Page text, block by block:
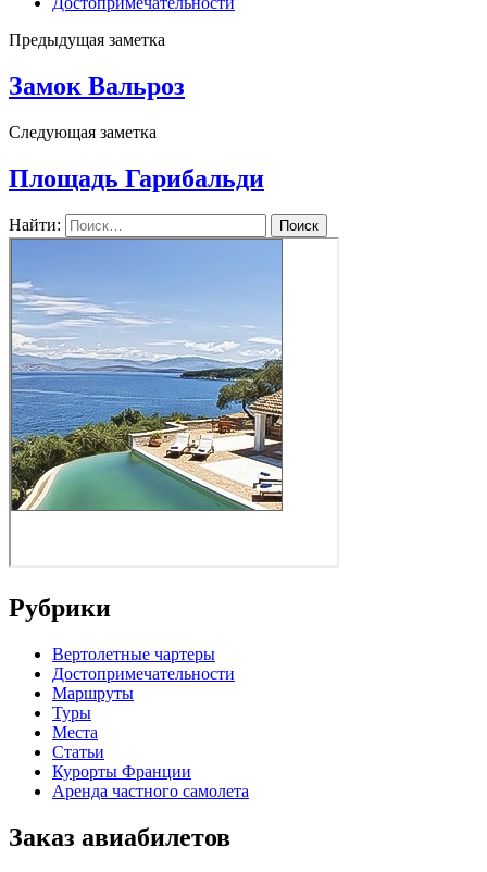
Предыдущая заметка
Замок Вальроз
Следующая заметка
Площадь Гарибальди
Найти:
Рубрики
Вертолетные чартеры
Достопримечательности
Маршруты
Туры
Места
Статьи
Курорты Франции
Аренда частного самолета
Заказ авиабилетов